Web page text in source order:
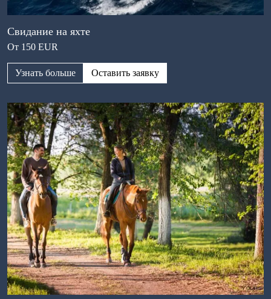
Свидание на яхте
От 150 EUR
Узнать больше Оставить заявку